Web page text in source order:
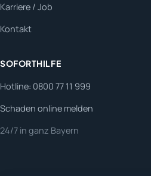
Karriere / Job
Kontakt
SOFORTHILFE
Hotline: 0800 77 11 999
Schaden online melden
24/7 in ganz Bayern